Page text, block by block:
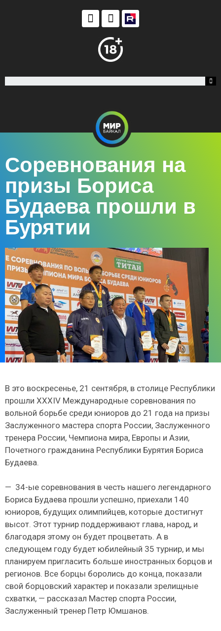
Соревнования на
призы Бориса
Будаева прошли в
Бурятии
В это воскресенье, 21 сентября, в столице Республики
прошли XXXIV Международные соревнования по
вольной борьбе среди юниоров до 21 года на призы
Заслуженного мастера спорта России, Заслуженного
тренера России, Чемпиона мира, Европы и Азии,
Почетного гражданина Республики Бурятия Бориса
Будаева.
— 34-ые соревнования в честь нашего легендарного
Бориса Будаева прошли успешно, приехали 140
юниоров, будущих олимпийцев, которые достигнут
высот. Этот турнир поддерживают глава, народ, и
благодаря этому он будет процветать. А в
следующем году будет юбилейный 35 турнир, и мы
планируем пригласить больше иностранных борцов и
регионов. Все борцы боролись до конца, показали
свой борцовский характер и показали зрелищные
схватки, — рассказал Мастер спорта России,
Заслуженный тренер Петр Юмшанов.